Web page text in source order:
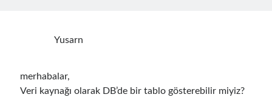
Yusarn
merhabalar,
Veri kaynağı olarak DB’de bir tablo gösterebilir miyiz?